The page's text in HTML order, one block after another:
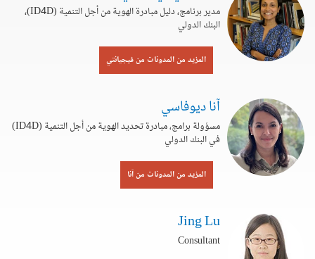
مدير برنامج، دليل مبادرة الهوية من أجل التنمية (ID4D)،
البنك الدولي
المزيد من المدونات من فيجيانتي
آنا ديوفاسي
مسؤولة برامج، مبادرة تحديد الهوية من أجل التنمية (ID4D)
في البنك الدولي
المزيد من المدونات من آنا
Jing Lu
Consultant